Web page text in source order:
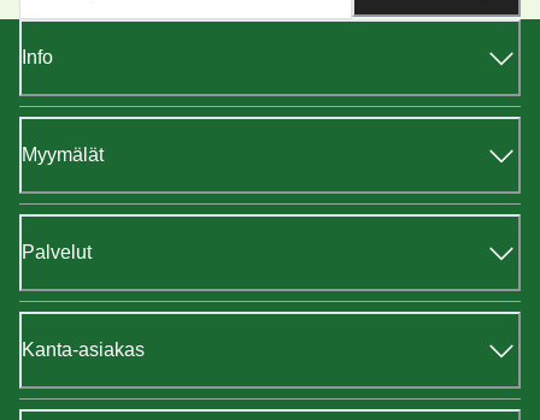
Info
Myymälät
Palvelut
Kanta-asiakas